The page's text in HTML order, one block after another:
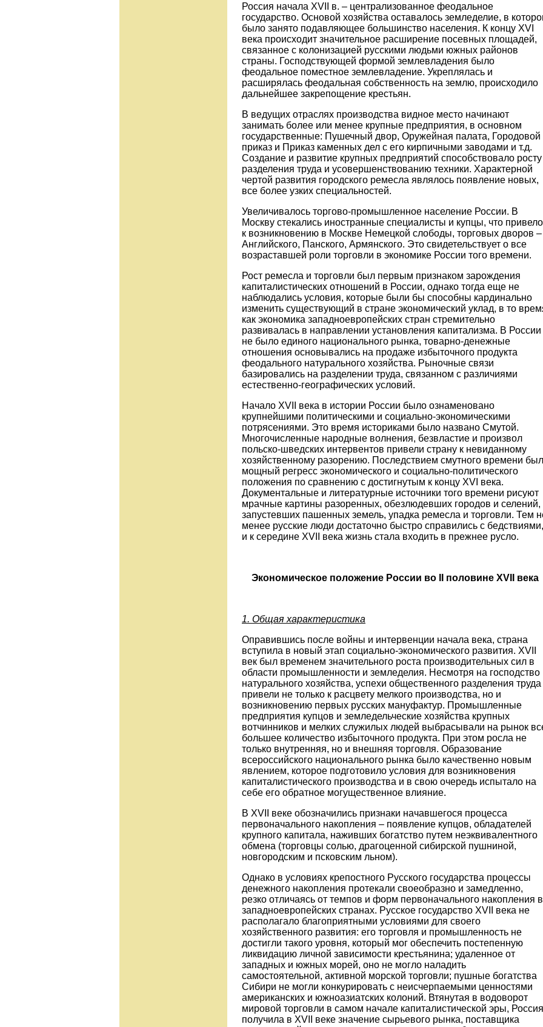
Россия начала XVII в. – централизованное феодальное
государство. Основой хозяйства оставалось земледелие, в
было занято подавляющее большинство населения. К концу XVI
века происходит значительное расширение посевных площадей,
связанное с колонизацией русскими людьми южных районов
страны. Господствующей формой землевладения было
феодальное поместное землевладение. Укреплялась и
расширялась феодальная собственность на землю, происходило
дальнейшее закрепощение крестьян.
В ведущих отраслях производства видное место начинают
занимать более или менее крупные предприятия, в основном
государственные: Пушечный двор, Оружейная палата, Городовой
приказ и Приказ каменных дел с его кирпичными заводами и т.д.
Создание и развитие крупных предприятий способствовало росту
разделения труда и усовершенствованию техники. Характерной
чертой развития городского ремесла являлось появление новых,
все более узких специальностей.
Увеличивалось торгово-промышленное население России. В
Москву стекались иностранные специалисты и купцы, что привело
к возникновению в Москве Немецкой слободы, торговых дворов –
Английского, Панского, Армянского. Это свидетельствует о все
возраставшей роли торговли в экономике России того времени.
Рост ремесла и торговли был первым признаком зарождения
капиталистических отношений в России, однако тогда еще не
наблюдались условия, которые были бы способны кардинально
изменить существующий в стране экономический уклад, в то
как экономика западноевропейских стран стремительно
развивалась в направлении установления капитализма. В России
не было единого национального рынка, товарно-денежные
отношения основывались на продаже избыточного продукта
феодального натурального хозяйства. Рыночные связи
базировались на разделении труда, связанном с различиями
естественно-географических условий.
Начало XVII века в истории России было ознаменовано
крупнейшими политическими и социально-экономическими
потрясениями. Это время историками было названо Смутой.
Многочисленные народные волнения, безвластие и произвол
польско-шведских интервентов привели страну к невиданному
хозяйственному разорению. Последствием смутного времени был
мощный регресс экономического и социально-политического
положения по сравнению с достигнутым к концу XVI века.
Документальные и литературные источники того времени рисуют
мрачные картины разоренных, обезлюдевших городов и селений,
запустевших пашенных земель, упадка ремесла и торговли. Тем
менее русские люди достаточно быстро справились с бедствиями,
и к середине XVII века жизнь стала входить в прежнее русло.
Экономическое положение России во половине XVII века
1. Общая характеристика
Оправившись после войны и интервенции начала века, страна
вступила в новый этап социально-экономического развития. XVII
век был временем значительного роста производительных сил в
области промышленности и земледелия. Несмотря на господство
натурального хозяйства, успехи общественного разделения труда
привели не только к расцвету мелкого производства, но и
возникновению первых русских мануфактур. Промышленные
предприятия купцов и земледельческие хозяйства крупных
вотчинников и мелких служилых людей выбрасывали на рынок
большее количество избыточного продукта. При этом росла не
только внутренняя, но и внешняя торговля. Образование
всероссийского национального рынка было качественно новым
явлением, которое подготовило условия для возникновения
капиталистического производства и в свою очередь испытало на
себе его обратное могущественное влияние.
В XVII веке обозначились признаки начавшегося процесса
первоначального накопления – появление купцов, обладателей
крупного капитала, наживших богатство путем неэквивалентного
обмена (торговцы солью, драгоценной сибирской пушниной,
новгородским и псковским льном).
Однако в условиях крепостного Русского государства процессы
денежного накопления протекали своеобразно и замедленно,
резко отличаясь от темпов и форм первоначального накопления в
западноевропейских странах. Русское государство XVII века не
располагало благоприятными условиями для своего
хозяйственного развития: его торговля и промышленность не
достигли такого уровня, который мог обеспечить постепенную
ликвидацию личной зависимости крестьянина; удаленное от
западных и южных морей, оно не могло наладить
самостоятельной, активной морской торговли; пушные богатства
Сибири не могли конкурировать с неисчерпаемыми ценностями
американских и южноазиатских колоний. Втянутая в водоворот
мировой торговли в самом начале капиталистической эры, Россия
получила в XVII веке значение сырьевого рынка, поставщика